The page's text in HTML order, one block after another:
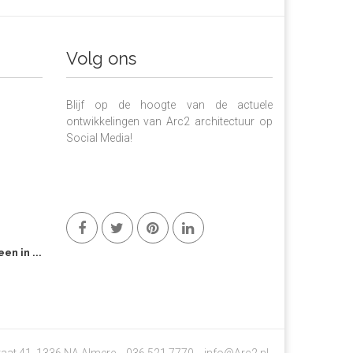
in ...
Volg ons
Blijf op de hoogte van de actuele
ontwikkelingen van Arc2 architectuur op
Social Media!